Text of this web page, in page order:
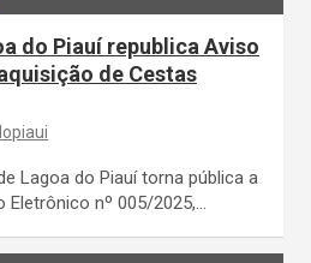
do Piauí republica Aviso
de Cestas
Lagoa do Piauí torna pública a
Eletrônico nº 005/2025,…